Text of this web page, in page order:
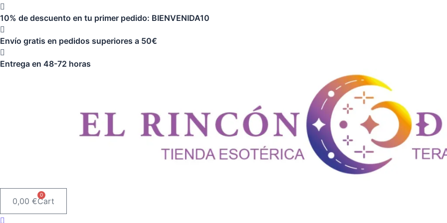
Ir
al
contenido
10% de descuento en tu primer pedido: BIENVENIDA10
Envío gratis en pedidos superiores a 50€
Entrega en 48-72 horas
0,00 €
0
Cart